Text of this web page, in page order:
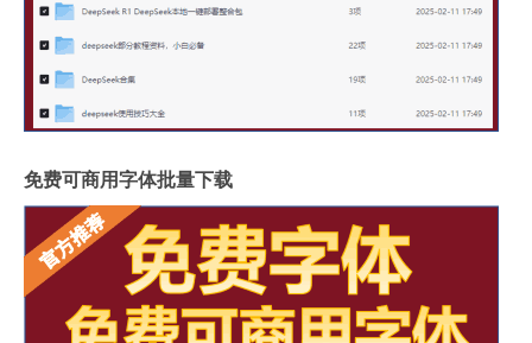
免费可商用字体批量下载